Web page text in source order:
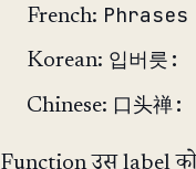
French:
Korean: 입버릇:
Chinese: 口头禅:
Function उस label को